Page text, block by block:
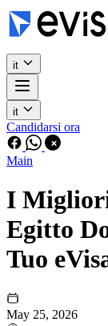
it
it
Candidarsi ora
Main
I
Egitto
Tuo
May 25, 2026